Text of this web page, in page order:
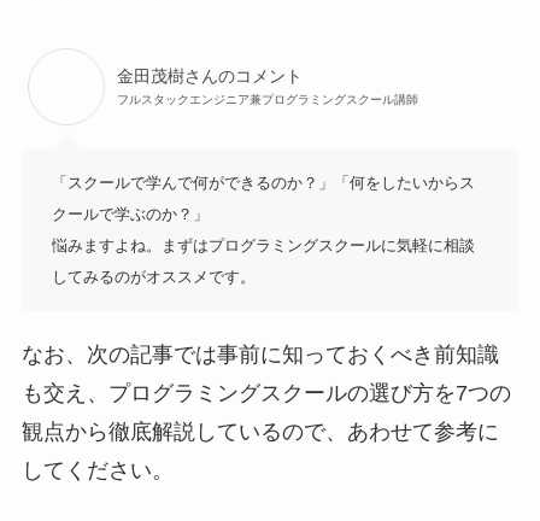
金田茂樹さんのコメント
フルスタックエンジニア兼プログラミングスクール講師
「スクールで学んで何ができるのか？」「何をしたいからス
クールで学ぶのか？」
悩みますよね。まずはプログラミングスクールに気軽に相談
してみるのがオススメです。
なお、次の記事では事前に知っておくべき前知識
も交え、プログラミングスクールの選び方を7つの
観点から徹底解説しているので、あわせて参考に
してください。